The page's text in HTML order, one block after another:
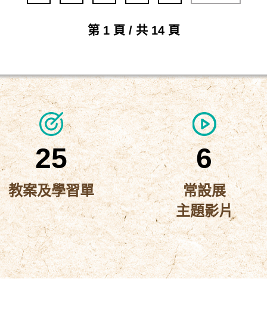
第 1 頁 / 共 14 頁
25
教案及學習單
6
常設展
主題影片